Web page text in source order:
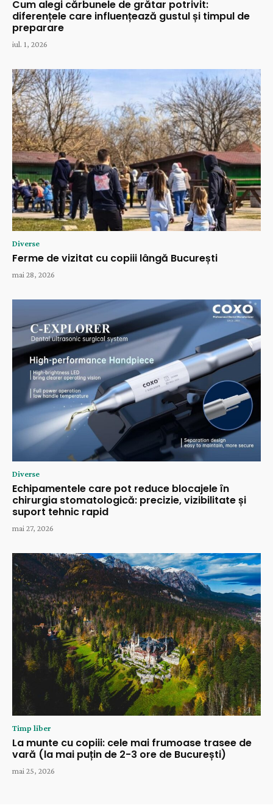
Cum alegi cărbunele de grătar potrivit:
diferențele care influențează gustul și timpul de
preparare
iul. 1, 2026
Diverse
Ferme de vizitat cu copiii lângă București
mai 28, 2026
Diverse
Echipamentele care pot reduce blocajele în
chirurgia stomatologică: precizie, vizibilitate și
suport tehnic rapid
mai 27, 2026
Timp liber
La munte cu copiii: cele mai frumoase trasee de
vară (la mai puțin de 2-3 ore de București)
mai 25, 2026